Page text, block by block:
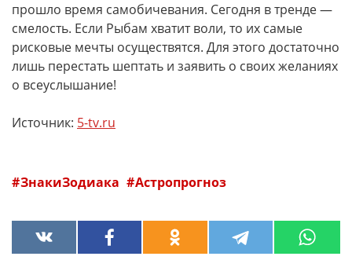
прошло время самобичевания. Сегодня в тренде —
смелость. Если Рыбам хватит воли, то их самые
рисковые мечты осуществятся. Для этого достаточно
лишь перестать шептать и заявить о своих желаниях
о всеуслышание!
Источник: 5-tv.ru
ЗнакиЗодиака Астропрогноз